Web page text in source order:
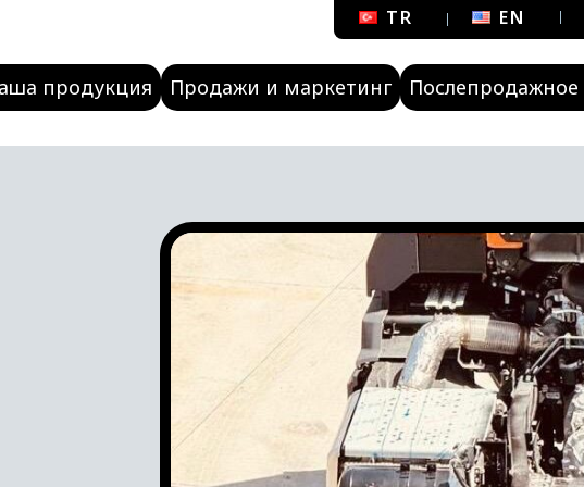
TR EN
продукция Продажи и маркетинг